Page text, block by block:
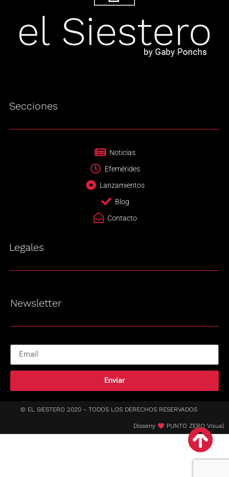
Secciones
Noticias
Efemérides
Lanzamientos
Blog
Contacto
Legales
Newsletter
Enviar
© EL SIESTERO 2020 - TODOS LOS DERECHOS RESERVADOS
Disseny PUNTO ZERO Visual